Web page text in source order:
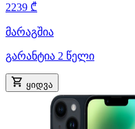
2239 ₾
მარაგშია
გარანტია 2 წელი
ყიდვა